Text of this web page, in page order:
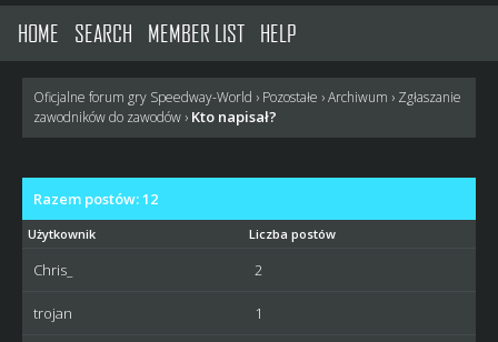
HOME SEARCH MEMBER LIST HELP
Oficjalne forum gry Speedway-World › Pozostałe ›Archiwum › Zgłaszanie
zawodników do zawodów › Kto napisał?
Razem postów: 12
Użytkownik Liczba postów
Chris_ 2
trojan 1